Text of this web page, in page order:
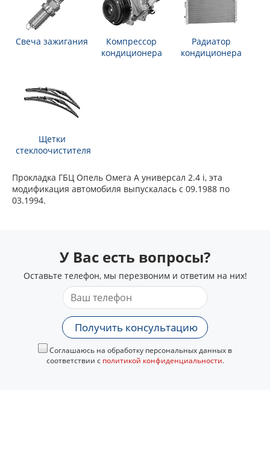
Свеча зажигания
Компрессор
кондиционера
Радиатор
кондиционера
Щетки
стеклоочистителя
Прокладка ГБЦ Опель Омега А универсал 2.4 i, эта
модификация автомобиля выпускалась с 09.1988 по
03.1994.
У Вас есть вопросы?
Оставьте телефон, мы перезвоним и ответим на них!
Получить консультацию
Соглашаюсь на обработку персональных данных в
соответствии с политикой конфиденциальности.